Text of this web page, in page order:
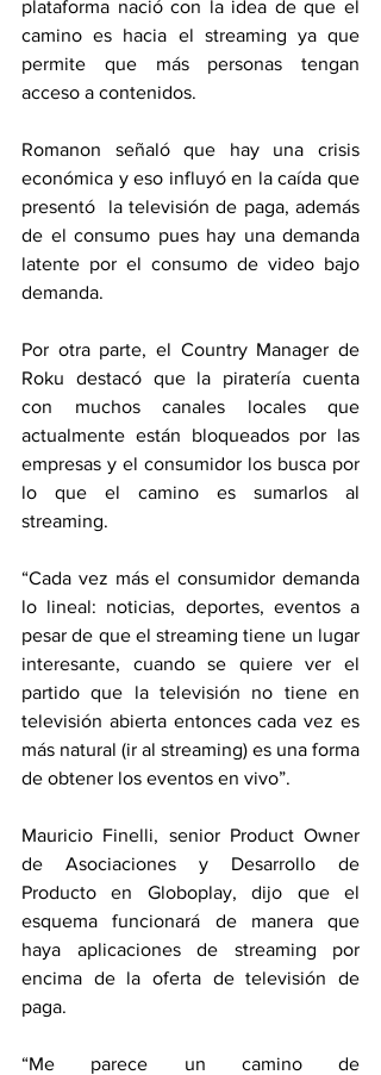
plataforma nació con la idea de que el
camino es hacia el streaming ya que
permite que más personas tengan
acceso a contenidos.
Romanon señaló que hay una crisis
económica y eso influyó en la caída que
presentó  la televisión de paga, además
de el consumo pues hay una demanda
latente por el consumo de video bajo
demanda.
Por otra parte, el Country Manager de
Roku destacó que la piratería cuenta
con muchos canales locales que
actualmente están bloqueados por las
empresas y el consumidor los busca por
lo que el camino es sumarlos al
streaming.
“Cada vez más el consumidor demanda
lo lineal: noticias, deportes, eventos a
pesar de que el streaming tiene un lugar
interesante, cuando se quiere ver el
partido que la televisión no tiene en
televisión abierta entonces cada vez es
más natural (ir al streaming) es una forma
de obtener los eventos en vivo”.
Mauricio Finelli, senior Product Owner
de Asociaciones y Desarrollo de
Producto en Globoplay, dijo que el
esquema funcionará de manera que
haya aplicaciones de streaming por
encima de la oferta de televisión de
paga.
“Me parece un camino de